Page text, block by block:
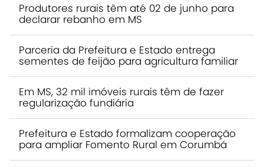
Produtores rurais têm até 02 de junho para
declarar rebanho em MS
Parceria da Prefeitura e Estado entrega
sementes de feijão para agricultura familiar
Em MS, 32 mil imóveis rurais têm de fazer
regularização fundiária
Prefeitura e Estado formalizam cooperação
para ampliar Fomento Rural em Corumbá